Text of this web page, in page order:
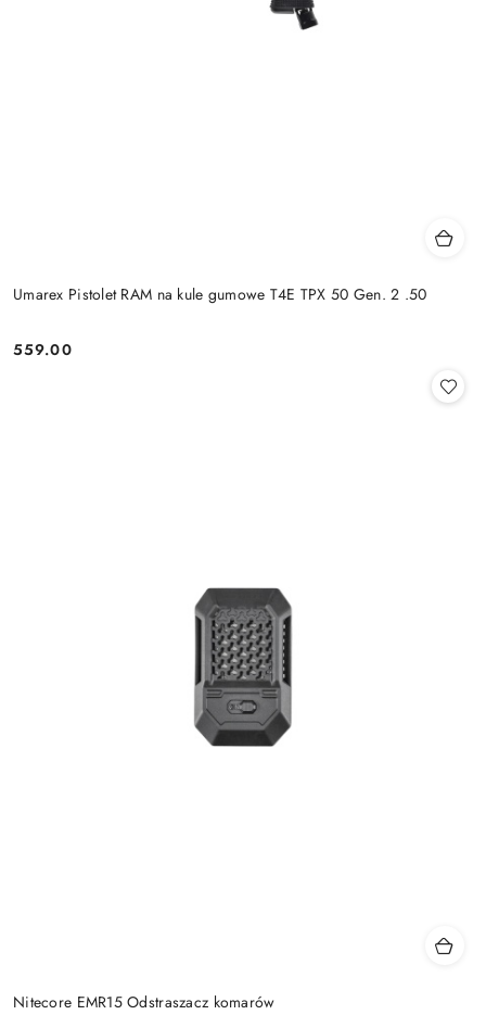
Umarex Pistolet RAM na kule gumowe T4E TPX 50 Gen. 2 .50
Cena:
559.00
Nitecore EMR15 Odstraszacz komarów